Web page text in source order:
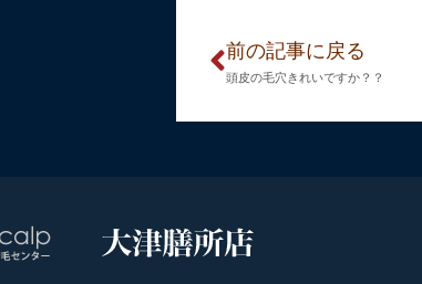
前の記事に戻る
頭皮の毛穴きれいですか？？